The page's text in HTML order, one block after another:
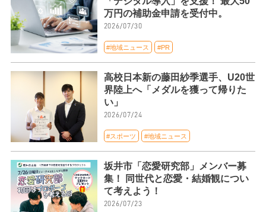
万円の補助金申請を受付中。
2026/07/30
#地域ニュース #PR
高校日本新の藤田紗季選手、U20世
界陸上へ「メダルを獲って帰りた
い」
2026/07/24
#スポーツ #地域ニュース
坂井市「恋愛研究部」メンバー募
集！ 同世代と恋愛・結婚観につい
て考えよう！
2026/07/23